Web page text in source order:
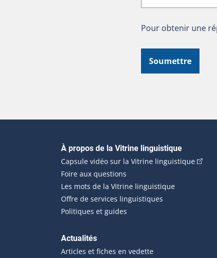
Pour obtenir une
Soumettre
Navigation principale
À propos de la Vitrine linguistique
Capsule vidéo sur la Vitrine linguistique(Cet
Foire aux questions
Les mots de la Vitrine linguistique
Offre de services linguistiques
Politiques et guides
Actualités
Articles et fiches en vedette